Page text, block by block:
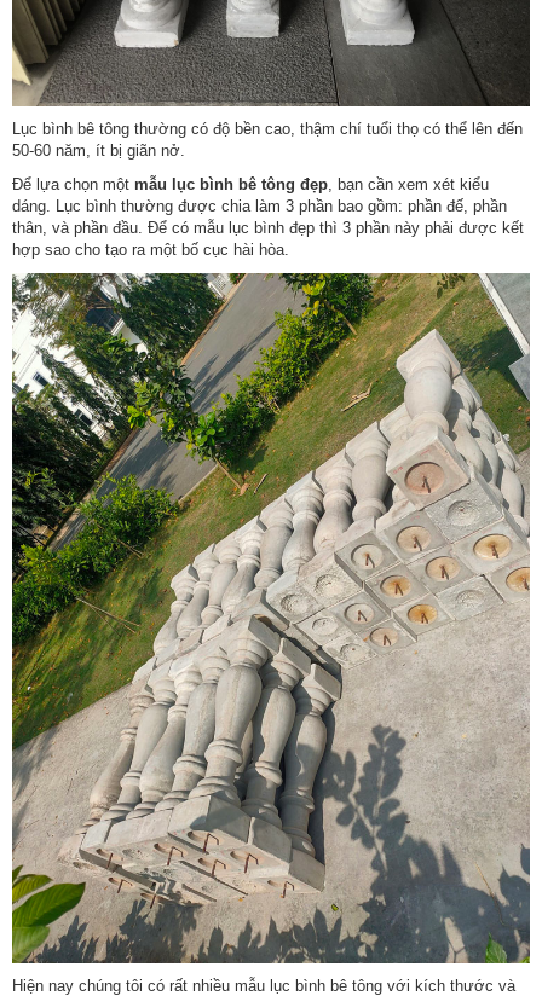
Lục bình bê tông thường có độ bền cao, thậm chí tuổi thọ có thể lên đến
50-60 năm, ít bị giãn nở.
Để lựa chọn một mẫu lục bình bê tông đẹp , bạn cần xem xét kiểu
dáng. Lục bình thường được chia làm 3 phần bao gồm: phần đế, phần
thân, và phần đầu. Để có mẫu lục bình đẹp thì 3 phần này phải được kết
hợp sao cho tạo ra một bố cục hài hòa.
Hiện nay chúng tôi có rất nhiều mẫu lục bình bê tông với kích thước và